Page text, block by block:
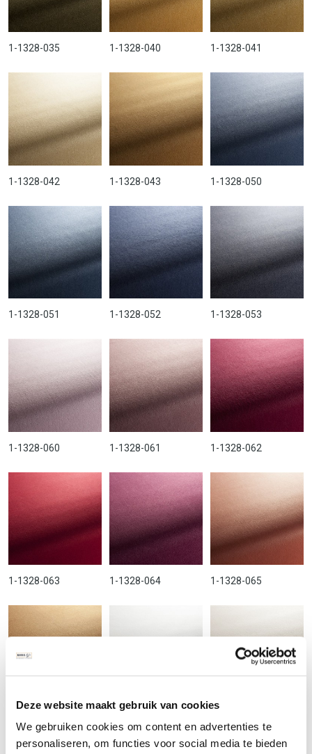
Deze website maakt gebruik van cookies
We gebruiken cookies om content en advertenties te
personaliseren, om functies voor social media te bieden
1-1328-035 1-1328-040 1-1328-041
1-1328-042 1-1328-043 1-1328-050
1-1328-051 1-1328-052 1-1328-053
1-1328-060 1-1328-061 1-1328-062
1-1328-063 1-1328-064 1-1328-065
1-1328-070